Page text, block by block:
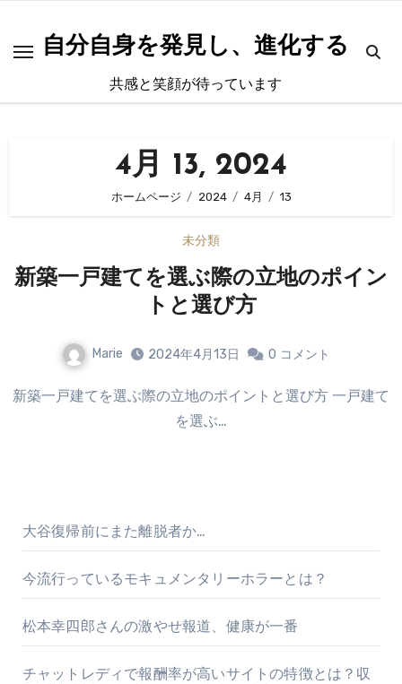
自分自身を発見し、進化する
共感と笑顔が待っています
4月 13, 2024
ホームページ 2024 4月 13
未分類
新築一戸建てを選ぶ際の立地のポイン
トと選び方
Marie 2024年4月13日 0 コメント
新築一戸建てを選ぶ際の立地のポイントと選び方 一戸建て
を選ぶ…
大谷復帰前にまた離脱者か…
今流行っているモキュメンタリーホラーとは？
松本幸四郎さんの激やせ報道、健康が一番
チャットレディで報酬率が高いサイトの特徴とは？収